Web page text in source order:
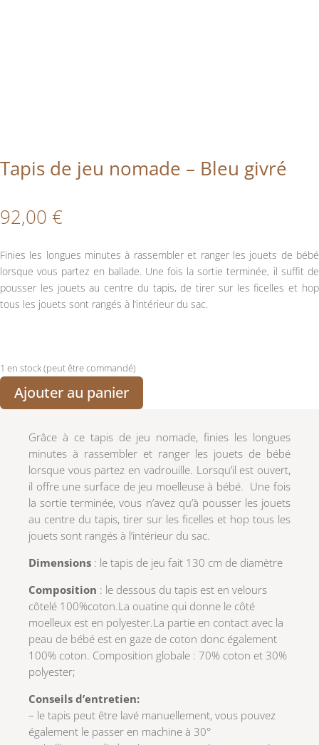
Tapis de jeu nomade – Bleu givré
92,00 €
Finies les longues minutes à rassembler et ranger les jouets de bébé
lorsque vous partez en ballade. Une fois la sortie terminée, il suffit de
pousser les jouets au centre du tapis, de tirer sur les ficelles et hop
tous les jouets sont rangés à l’intérieur du sac.
1 en stock (peut être commandé)
Ajouter au panier
Grâce à ce tapis de jeu nomade, finies les longues
minutes à rassembler et ranger les jouets de bébé
lorsque vous partez en vadrouille. Lorsqu’il est ouvert,
il offre une surface de jeu moelleuse à bébé. Une fois
la sortie terminée, vous n’avez qu’à pousser les jouets
au centre du tapis, tirer sur les ficelles et hop tous les
jouets sont rangés à l’intérieur du sac.
Dimensions : le tapis de jeu fait 130 cm de diamètre
Composition : le dessous du tapis est en velours
côtelé 100%coton.La ouatine qui donne le côté
moelleux est en polyester.La partie en contact avec la
peau de bébé est en gaze de coton donc également
100% coton. Composition globale : 70% coton et 30%
polyester;
Conseils d’entretien:
– le tapis peut être lavé manuellement, vous pouvez
également le passer en machine à 30°